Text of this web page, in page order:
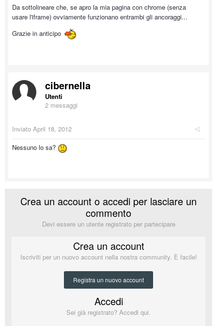
Da sottolineare che, se apro la mia pagina con chrome (senza
usare l'iframe) ovviamente funzionano entrambi gli ancoraggi...
Grazie in anticipo
cibernella
Utenti
2 messaggi
Inviato April 18, 2012
Nessuno lo sa?
Crea un account o accedi per lasciare un
commento
Devi essere un utente registrato per partecipare
Crea un account
Iscriviti per un nuovo account nella nostra community. È facile!
Registra un nuovo account
Accedi
Sei già registrato? Accedi qui.